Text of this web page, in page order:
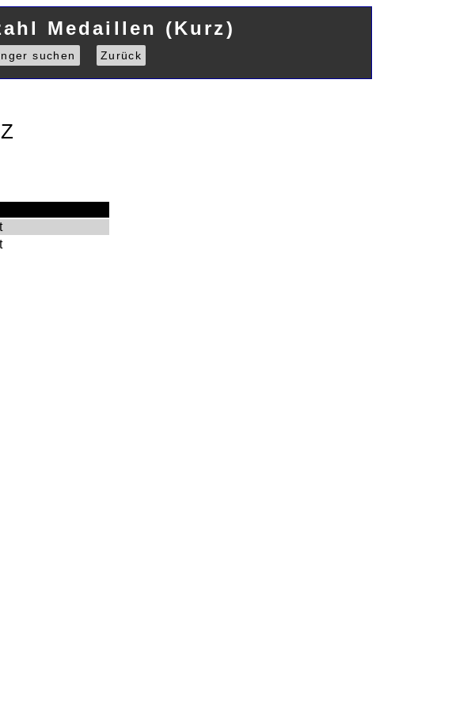
Medaillen (Kurz)
suchen Zurück